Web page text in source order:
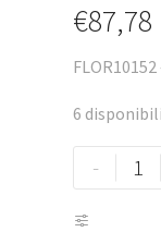
€87,78
6 disponibili
-